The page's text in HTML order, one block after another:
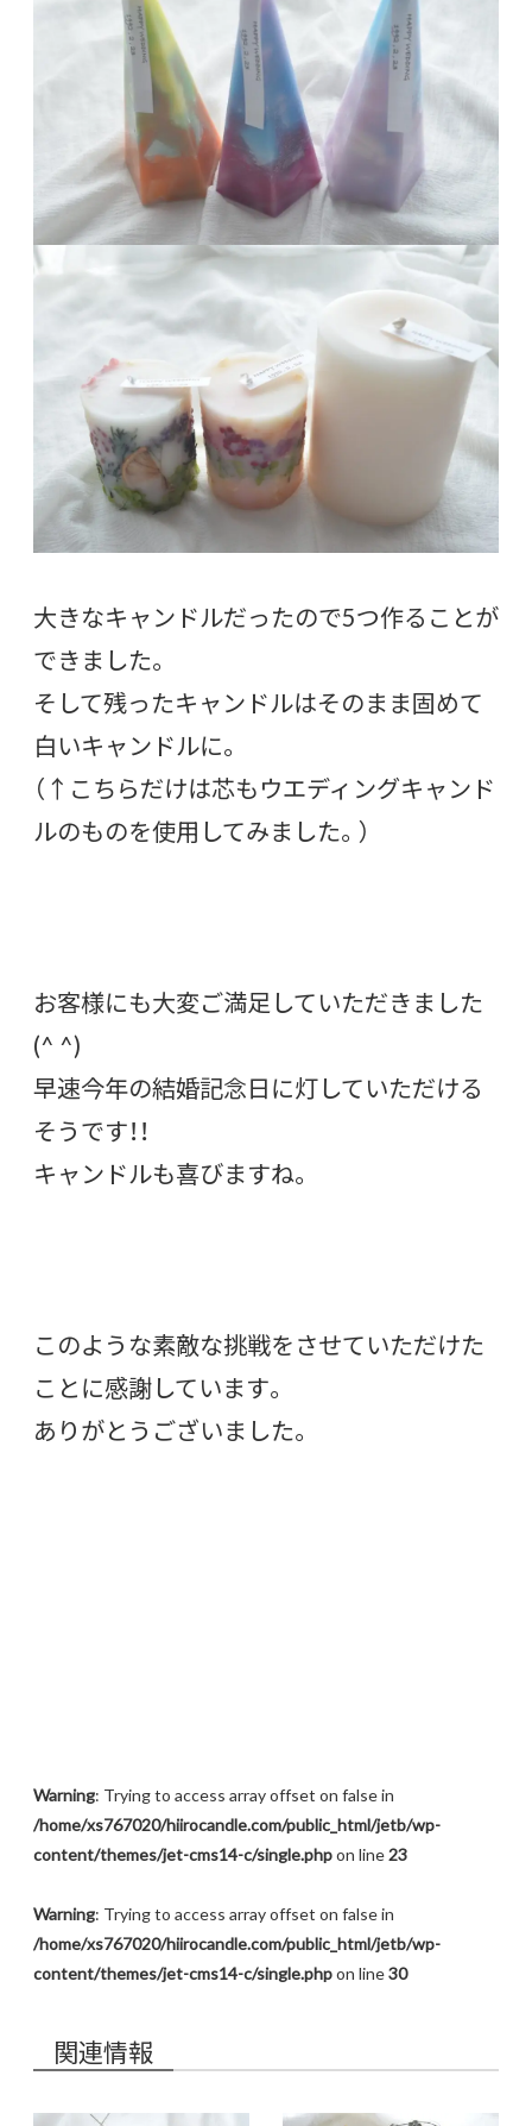
大きなキャンドルだったので5つ作ることが
できました。
そして残ったキャンドルはそのまま固めて
白いキャンドルに。
（↑こちらだけは芯もウエディングキャンド
ルのものを使用してみました。）
お客様にも大変ご満足していただきました
(^ ^)
早速今年の結婚記念日に灯していただける
そうです！！
キャンドルも喜びますね。
このような素敵な挑戦をさせていただけた
ことに感謝しています。
ありがとうございました。
Warning: Trying to access array offset on false in
/home/xs767020/hiirocandle.com/public_html/jetb/wp-
content/themes/jet-cms14-c/single.phpon line23
Warning: Trying to access array offset on false in
/home/xs767020/hiirocandle.com/public_html/jetb/wp-
content/themes/jet-cms14-c/single.phpon line30
関連情報